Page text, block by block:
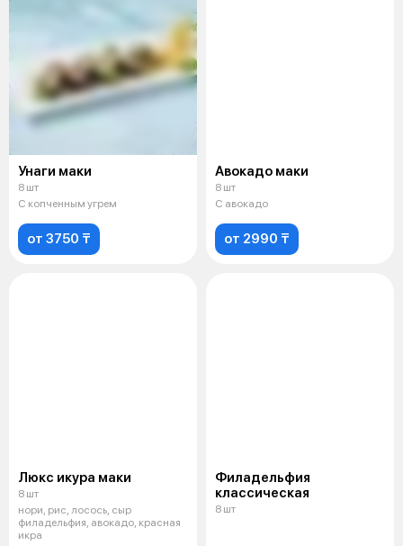
Унаги маки
8 шт
С копченным угрем
от 3750 ₸
Авокадо маки
8 шт
С авокадо
от 2990 ₸
Люкс икура маки
8 шт
нори, рис, лосось, сыр
филадельфия, авокадо, красная
икра
Филадельфия
классическая
8 шт